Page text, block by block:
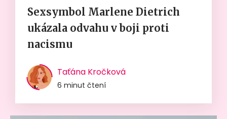
Sexsymbol Marlene Dietrich
ukázala odvahu v boji proti
nacismu
Taťána Kročková
6 minut čtení